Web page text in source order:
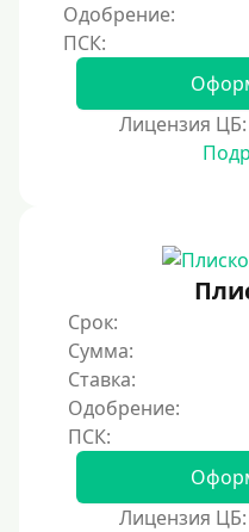
Одобрение:
Лицензия
Срок:
Сумма:
Ставка:
Одобрение:
Лицензия